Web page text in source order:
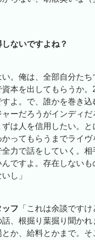
ないですよね？
い。俺は、全部自分た
資本を出してもらうか。
よ。で、誰かを巻き込
ーだろうがインディだ
は人を信用したい。と
ってもらうまでライヴ
力で話をしていく。相
んですよ。存在しない
し」
ッフ 「これは余談です
、根掘り葉掘り聞か
か、給料とかまで。そ